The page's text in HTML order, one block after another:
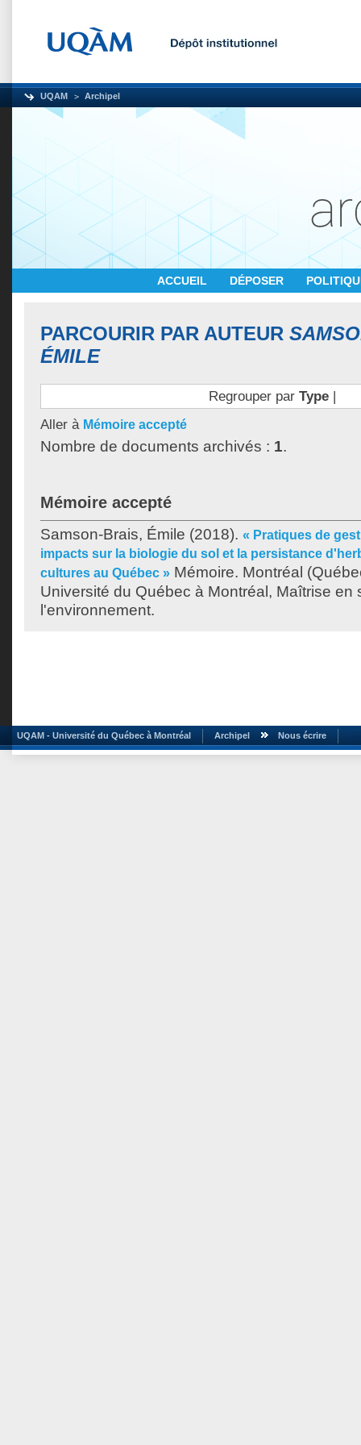
UQAM Archipel
ACCUEIL DÉPOSER
PARCOURIR PAR AUTEUR
ÉMILE
Regrouper par Type|
Aller à Mémoire accepté
Nombre de documents archivés : 1.
Mémoire accepté
Samson-Brais, Émile (2018). « Pratiques de
impacts sur la biologie du sol et la persistance
cultures au Québec » Mémoire. Montréal
Université du Québec à Montréal, Maîtrise en
l'environnement.
UQAM - Université du Québec à Montréal Archipel Nous écrire